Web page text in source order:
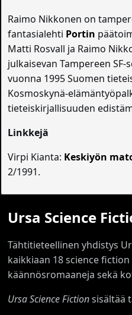
Raimo Nikkonen on
fantasialehti Portin
Matti Rosvall ja Raimo
julkaisevan Tampereen
vuonna 1995 Suomen
Kosmoskynä-
tieteiskirjallisuuden
Linkkejä
Virpi Kianta: Keskiyön
2/1991.
Ursa Science
Tähtitieteellinen yhdistys
kaikkiaan 18 science
käännösromaaneja sekä
Ursa Science Fictionsisältää